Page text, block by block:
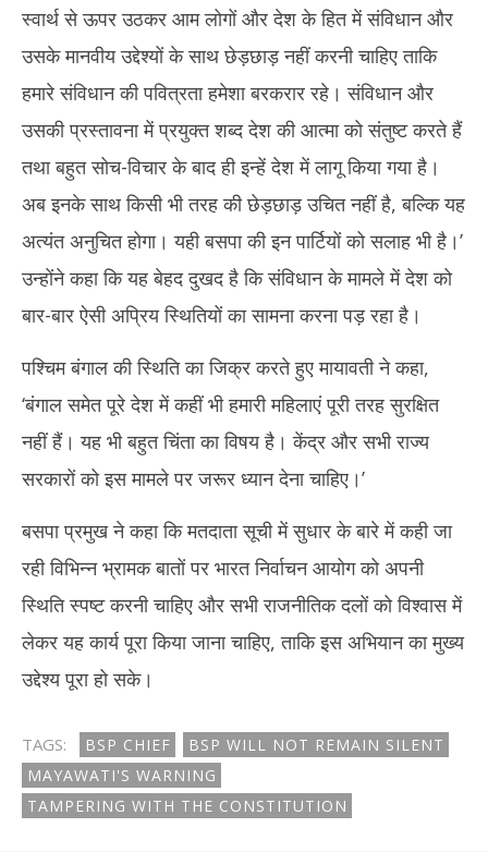
स्वार्थ से ऊपर उठकर आम लोगों और देश के हित में संविधान और
उसके मानवीय उद्देश्यों के साथ छेड़छाड़ नहीं करनी चाहिए ताकि
हमारे संविधान की पवित्रता हमेशा बरकरार रहे। संविधान और
उसकी प्रस्तावना में प्रयुक्त शब्द देश की आत्मा को संतुष्ट करते हैं
तथा बहुत सोच-विचार के बाद ही इन्हें देश में लागू किया गया है।
अब इनके साथ किसी भी तरह की छेड़छाड़ उचित नहीं है, बल्कि यह
अत्यंत अनुचित होगा। यही बसपा की इन पार्टियों को सलाह भी है।’
उन्होंने कहा कि यह बेहद दुखद है कि संविधान के मामले में देश को
बार-बार ऐसी अप्रिय स्थितियों का सामना करना पड़ रहा है।
पश्चिम बंगाल की स्थिति का जिक्र करते हुए मायावती ने कहा,
‘बंगाल समेत पूरे देश में कहीं भी हमारी महिलाएं पूरी तरह सुरक्षित
नहीं हैं। यह भी बहुत चिंता का विषय है। केंद्र और सभी राज्य
सरकारों को इस मामले पर जरूर ध्यान देना चाहिए।’
बसपा प्रमुख ने कहा कि मतदाता सूची में सुधार के बारे में कही जा
रही विभिन्न भ्रामक बातों पर भारत निर्वाचन आयोग को अपनी
स्थिति स्पष्ट करनी चाहिए और सभी राजनीतिक दलों को विश्वास में
लेकर यह कार्य पूरा किया जाना चाहिए, ताकि इस अभियान का मुख्य
उद्देश्य पूरा हो सके।
TAGS: BSP CHIEF
BSP WILL NOT REMAIN SILENT
MAYAWATI'S WARNING
TAMPERING WITH THE CONSTITUTION